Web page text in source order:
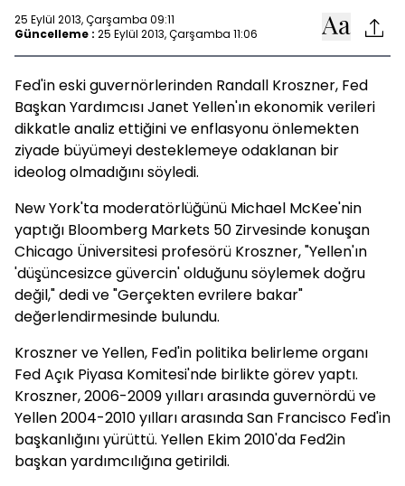
25 Eylül 2013, Çarşamba 09:11
Güncelleme : 25 Eylül 2013, Çarşamba 11:06
Fed'in eski guvernörlerinden Randall Kroszner, Fed
Başkan Yardımcısı Janet Yellen'ın ekonomik verileri
dikkatle analiz ettiğini ve enflasyonu önlemekten
ziyade büyümeyi desteklemeye odaklanan bir
ideolog olmadığını söyledi.
New York'ta moderatörlüğünü Michael McKee'nin
yaptığı Bloomberg Markets 50 Zirvesinde konuşan
Chicago Üniversitesi profesörü Kroszner, "Yellen'ın
'düşüncesizce güvercin' olduğunu söylemek doğru
değil," dedi ve "Gerçekten evrilere bakar"
değerlendirmesinde bulundu.
Kroszner ve Yellen, Fed'in politika belirleme organı
Fed Açık Piyasa Komitesi'nde birlikte görev yaptı.
Kroszner, 2006-2009 yılları arasında guvernördü ve
Yellen 2004-2010 yılları arasında San Francisco Fed'in
başkanlığını yürüttü. Yellen Ekim 2010'da Fed2in
başkan yardımcılığına getirildi.